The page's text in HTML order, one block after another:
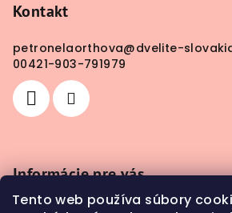
Tento web používa súbory
Kontakt
petronelaorthova@dvelite-
00421-903-791979
Informácie pre vás